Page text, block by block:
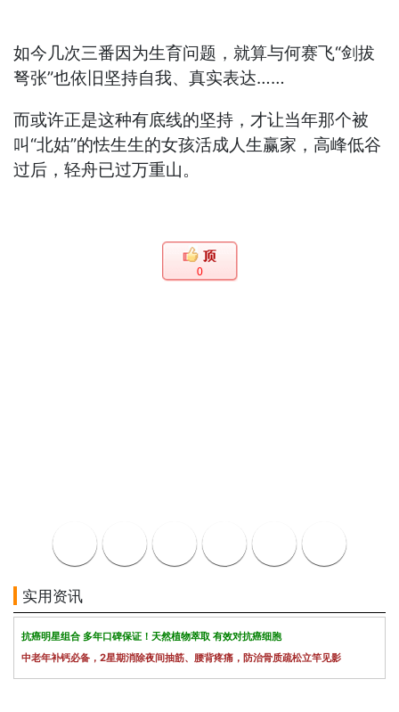
如今几次三番因为生育问题，就算与何赛飞“剑拔
弩张”也依旧坚持自我、真实表达……
而或许正是这种有底线的坚持，才让当年那个被
叫“北姑”的怯生生的女孩活成人生赢家，高峰低谷
过后，轻舟已过万重山。
0
实用资讯
抗癌明星组合 多年口碑保证！天然植物萃取 有效对抗癌细胞
中老年补钙必备，2星期消除夜间抽筋、腰背疼痛，防治骨质疏松立竿见影